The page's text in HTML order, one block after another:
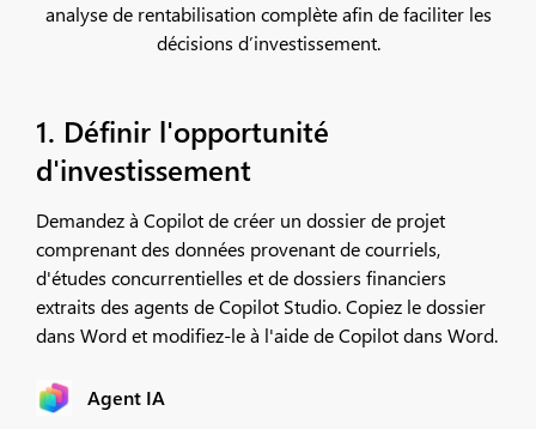
analyse de rentabilisation complète afin de faciliter les
décisions d’investissement.
1. Définir l'opportunité
d'investissement
Demandez à Copilot de créer un dossier de projet
comprenant des données provenant de courriels,
d'études concurrentielles et de dossiers financiers
extraits des agents de Copilot Studio. Copiez le dossier
dans Word et modifiez-le à l'aide de Copilot dans Word.
Agent IA